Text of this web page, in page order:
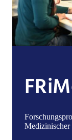
Medizinischer